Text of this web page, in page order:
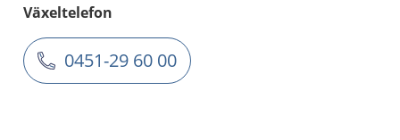
Växeltelefon
0451-29 60 00